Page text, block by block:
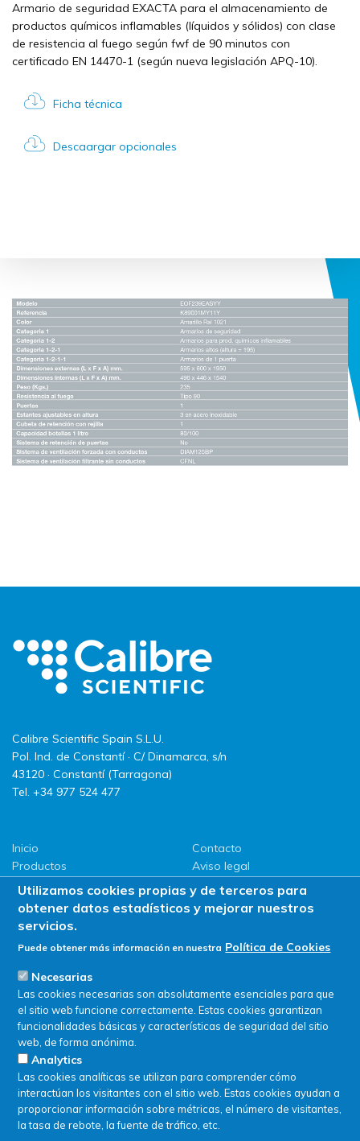
Armario de seguridad EXACTA para el almacenamiento de
productos químicos inflamables (líquidos y sólidos) con clase
de resistencia al fuego según fwf de 90 minutos con
certificado EN 14470-1 (según nueva legislación APQ-10).
Ficha técnica
Descaargar opcionales
Calibre Scientific Spain S.L.U.
Pol. Ind. de Constantí · C/ Dinamarca, s/n
43120 · Constantí (Tarragona)
Tel. +34 977 524 477
Inicio
Productos
LLG
Promociones
ServiSAT
Contacto
Aviso legal
Política de privacidad
Política de Cookies
Utilizamos cookies propias y de terceros para
obtener datos estadísticos y mejorar nuestros
servicios.
Puede obtener más información en nuestra Política de Cookies
Necesarias
Las cookies necesarias son absolutamente esenciales para que
el sitio web funcione correctamente. Estas cookies garantizan
funcionalidades básicas y características de seguridad del sitio
web, de forma anónima.
Analytics
Las cookies analíticas se utilizan para comprender cómo
interactúan los visitantes con el sitio web. Estas cookies ayudan a
proporcionar información sobre métricas, el número de visitantes,
la tasa de rebote, la fuente de tráfico, etc.